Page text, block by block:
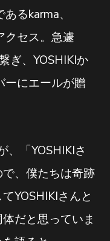
るkarma、
クセス。急遽
ぎ、YOSHIKIか
ーにエールが贈
、「YOSHIKIさ
、僕たちは奇跡
YOSHIKIさんと
だと思っていま